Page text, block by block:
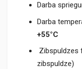
Darba
Darba
+55°C
Zibspuldzes
zibspuldze)